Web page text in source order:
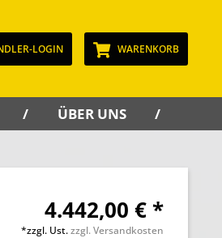
LOGIN WARENKORB
ÜBER UNS
4.442,00 € *
*zzgl. Ust.zzgl. Versandkosten